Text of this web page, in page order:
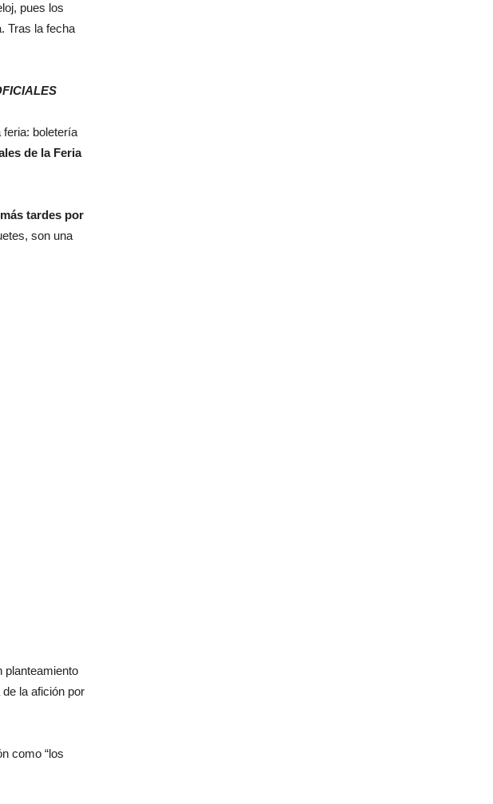
pues los
Tras la fecha
boletería
de la Feria
más tardes por
son una
planteamiento
la afición por
como “los